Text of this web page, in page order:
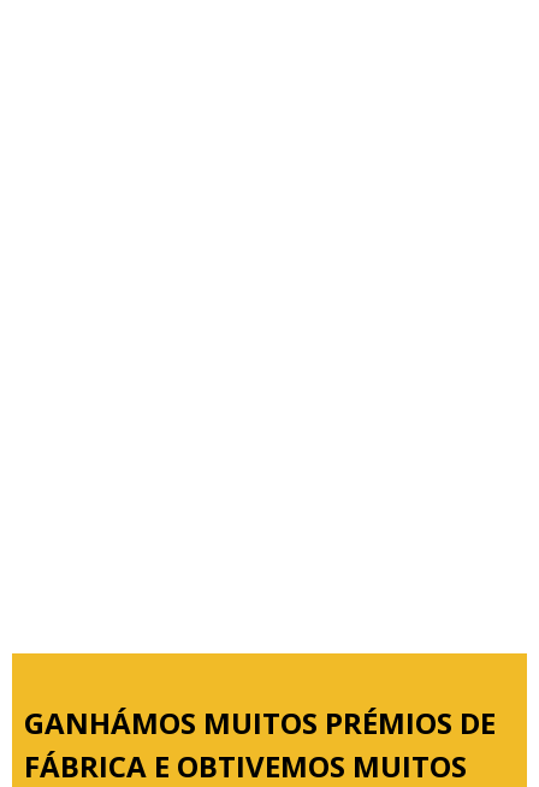
GANHÁMOS MUITOS PRÉMIOS DE
FÁBRICA E OBTIVEMOS MUITOS